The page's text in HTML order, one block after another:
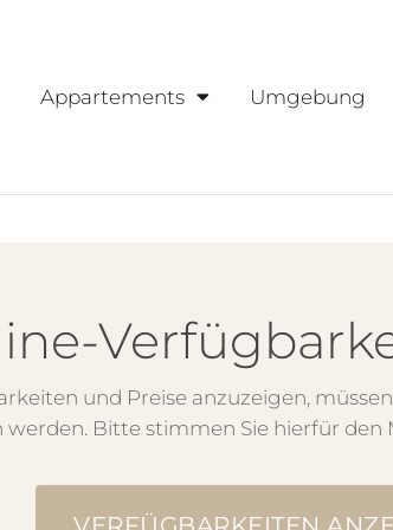
Appartements Umgebung
und Preise anzuzeigen,
werden. Bitte stimmen Sie hierfür den